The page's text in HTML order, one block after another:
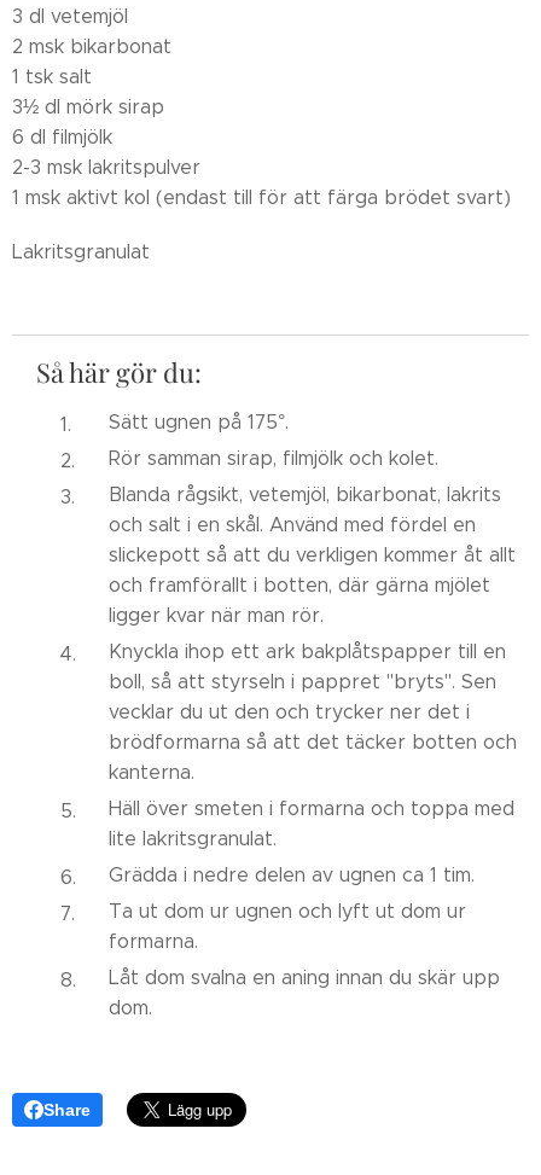
3 dl vetemjöl
2 msk bikarbonat
1 tsk salt
3½ dl mörk sirap
6 dl filmjölk
2-3 msk lakritspulver
1 msk aktivt kol (endast till för att färga brödet svart)
Lakritsgranulat
Så här gör du:
Sätt ugnen på 175°.
Rör samman sirap, filmjölk och kolet.
Blanda rågsikt, vetemjöl, bikarbonat, lakrits
och salt i en skål. Använd med fördel en
slickepott så att du verkligen kommer åt allt
och framförallt i botten, där gärna mjölet
ligger kvar när man rör.
Knyckla ihop ett ark bakplåtspapper till en
boll, så att styrseln i pappret "bryts". Sen
vecklar du ut den och trycker ner det i
brödformarna så att det täcker botten och
kanterna.
Häll över smeten i formarna och toppa med
lite lakritsgranulat.
Grädda i nedre delen av ugnen ca 1 tim.
Ta ut dom ur ugnen och lyft ut dom ur
formarna.
Låt dom svalna en aning innan du skär upp
dom.
Share